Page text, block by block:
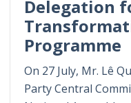
Delegation
Programme
On 27 July, Mr. Lê
Party Central